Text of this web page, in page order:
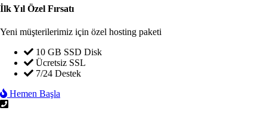
İlk Yıl Özel Fırsatı
Yeni müşterilerimiz için özel hosting paketi
10 GB SSD Disk
Ücretsiz SSL
7/24 Destek
Hemen Başla